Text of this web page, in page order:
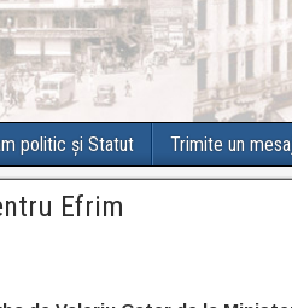
politic și Statut Trimite un
Efrim